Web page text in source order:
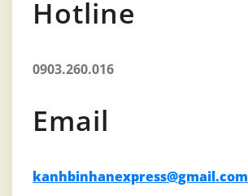
Hotline
0903.260.016
Email
kanhbinhanexpress@gmail.com